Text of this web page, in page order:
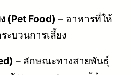
(Pet Food) – อาหารที่ให้
ะบวนการเลี้ยง
– ลักษณะทางสายพันธุ์